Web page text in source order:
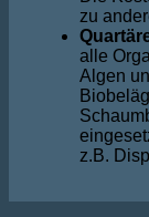
zu
alle
Algen
z.B.